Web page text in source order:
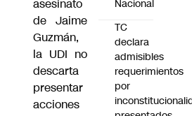
asesinato
de Jaime
Guzmán,
la UDI no
descarta
presentar
acciones
Nacional
TC
declara
admisibles
requerimientos
por